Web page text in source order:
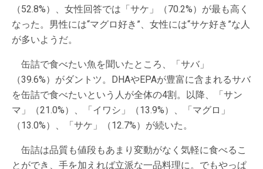
（52.8%）、女性回答では「サケ」（70.2%）が最も高く
なった。男性には“マグロ好き”、女性には“サケ好き”な人
が多いようだ。
缶詰で食べたい魚を聞いたところ、「サバ」
（39.6%）がダントツ。DHAやEPAが豊富に含まれるサバ
を缶詰で食べたいという人が全体の4割。以降、「サン
マ」（21.0%）、「イワシ」（13.9%）、「マグロ」
（13.0%）、「サケ」（12.7%）が続いた。
缶詰は品質も値段もあまり変動がなく気軽に食べるこ
とができ、手を加えれば立派な一品料理に。でもやっぱ